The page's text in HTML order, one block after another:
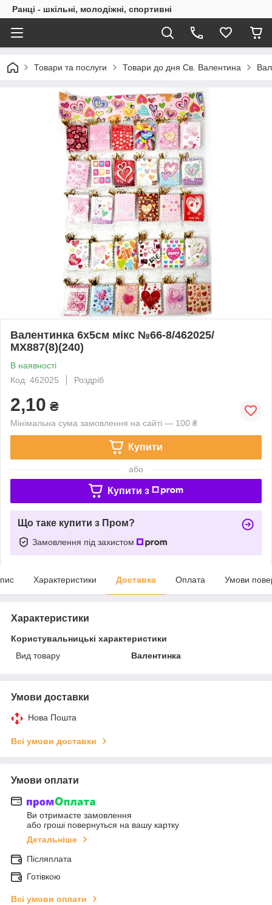
Ранці - шкільні, молодіжні, спортивні
Товари та послуги Товари до дня Св. Валентина
Валентинка 6х5см мікс №66-8/462025/
МХ887(8)(240)
В наявності
Код: 462025
Роздріб
2,10 ₴
Мінімальна сума замовлення на сайті — 100 ₴
Купити
або
Купити з
Що таке купити з Пром?
Замовлення під захистом
Характеристики Доставка Оплата Умови
Характеристики
Користувальницькі характеристики
Вид товару
Валентинка
Умови доставки
Нова Пошта
Всі умови доставки
Умови оплати
Ви отримаєте замовлення
або гроші повернуться на вашу картку
Детальніше
Післяплата
Готівкою
Всі умови оплати